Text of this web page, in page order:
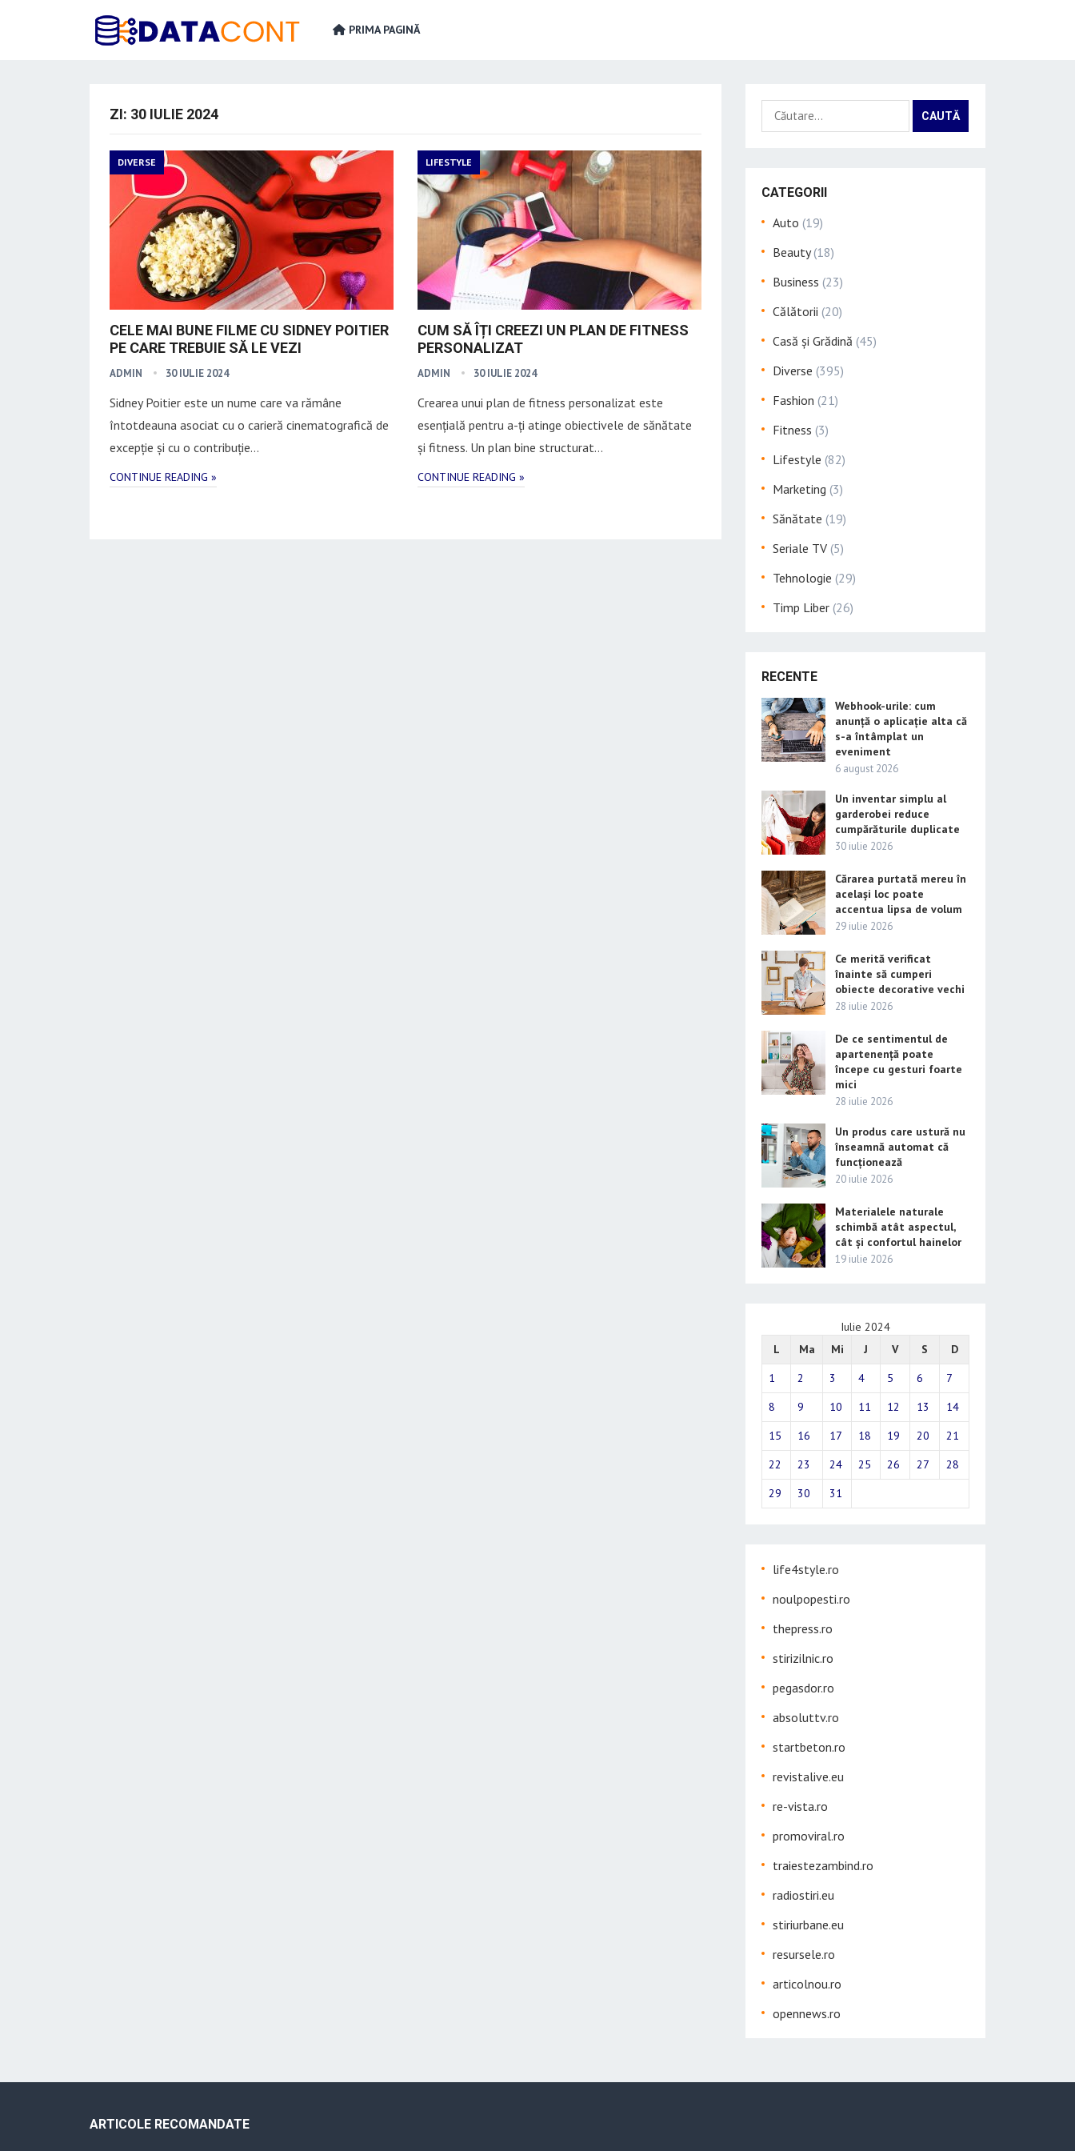
PRIMA PAGINĂ
ZI: 30 IULIE 2024
DIVERSE
CELE MAI BUNE FILME CU SIDNEY POITIER
PE CARE TREBUIE SĂ LE VEZI
ADMIN 30 IULIE 2024
Sidney Poitier este un nume care va rămâne
întotdeauna asociat cu o carieră cinematografică de
excepție și cu o contribuție…
CONTINUE READING »
LIFESTYLE
CUM SĂ ÎȚI CREEZI UN PLAN DE FITNESS
PERSONALIZAT
ADMIN 30 IULIE 2024
Crearea unui plan de fitness personalizat este
esențială pentru a-ți atinge obiectivele de sănătate
și fitness. Un plan bine structurat…
CONTINUE READING »
Caută
după:
CATEGORII
Auto (19)
Beauty(18)
Business (23)
Călătorii (20)
Casă și Grădină (45)
Diverse (395)
Fashion (21)
Fitness (3)
Lifestyle (82)
Marketing (3)
Sănătate (19)
Seriale TV (5)
Tehnologie (29)
Timp Liber (26)
RECENTE
Webhook-urile: cum
anunță o aplicație alta că
s-a întâmplat un
eveniment
6 august 2026
Un inventar simplu al
garderobei reduce
cumpărăturile duplicate
30 iulie 2026
Cărarea purtată mereu în
același loc poate
accentua lipsa de volum
29 iulie 2026
Ce merită verificat
înainte să cumperi
obiecte decorative vechi
28 iulie 2026
De ce sentimentul de
apartenență poate
începe cu gesturi foarte
mici
28 iulie 2026
Un produs care ustură nu
înseamnă automat că
funcționează
20 iulie 2026
Materialele naturale
schimbă atât aspectul,
cât și confortul hainelor
19 iulie 2026
Iulie 2024
L
Ma Mi J V S
D
1
2 3 4 5 6
7
8
9 10 11 12 13
14
15
16 17 18 19 20
21
22
23 24 25 26 27
28
29
30 31
life4style.ro
noulpopesti.ro
thepress.ro
stirizilnic.ro
pegasdor.ro
absoluttv.ro
startbeton.ro
revistalive.eu
re-vista.ro
promoviral.ro
traiestezambind.ro
radiostiri.eu
stiriurbane.eu
resursele.ro
articolnou.ro
opennews.ro
ARTICOLE RECOMANDATE